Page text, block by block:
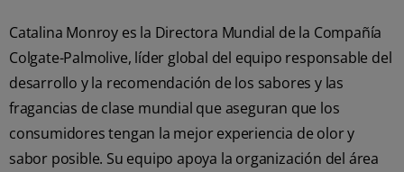
Catalina Monroy es la Directora Mundial de la Compañía
Colgate-Palmolive, líder global del equipo responsable del
desarrollo y la recomendación de los sabores y las
fragancias de clase mundial que aseguran que los
consumidores tengan la mejor experiencia de olor y
sabor posible. Su equipo apoya la organización del área